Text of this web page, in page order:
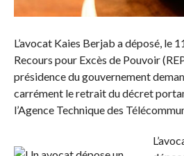
L’avocat Kaies Berjab a déposé, le
Recours pour Excès de Pouvoir
présidence du gouvernement
carrément le retrait du décret
l’Agence Technique des